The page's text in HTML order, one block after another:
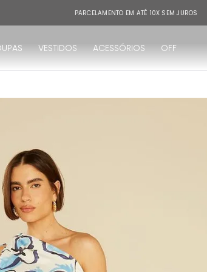
PARCELAMENTO EM ATÉ 10X SEM JUROS
VESTIDOS ACESSÓRIOS OFF